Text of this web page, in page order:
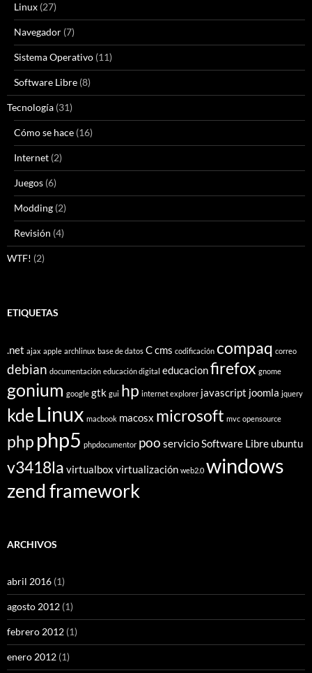
Linux (27)
Navegador (7)
Sistema Operativo (11)
Software Libre (8)
Tecnología (31)
Cómo se hace (16)
Internet (2)
Juegos (6)
Modding (2)
Revisión (4)
WTF! (2)
ETIQUETAS
.net ajax apple archlinux base de datos Ccms codificación compaq correo
debian documentación educación digital educacionfirefox gnome
gonium google gtk gui hp internet explorer javascript joomla jquery
kde Linux macbook macosx microsoft mvc opensource
php php5 phpdocumentor poo servicioSoftware Libre ubuntu
v3418la virtualbox virtualización web2.0 windows
zend framework
ARCHIVOS
abril 2016 (1)
agosto 2012 (1)
febrero 2012 (1)
enero 2012 (1)